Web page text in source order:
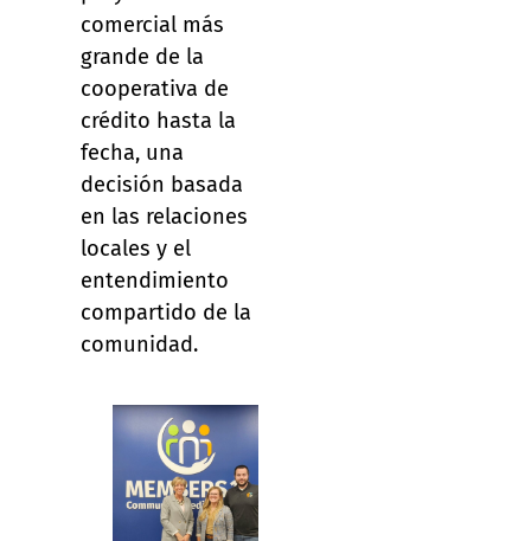
comercial más
grande de la
cooperativa de
crédito hasta la
fecha, una
decisión basada
en las relaciones
locales y el
entendimiento
compartido de la
comunidad.